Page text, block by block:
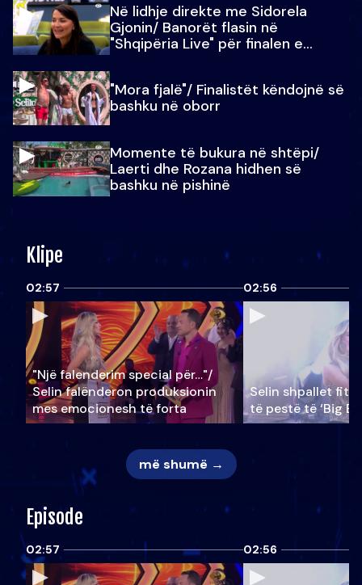
Në lidhje direkte me Sidorela
Gjonin/ Banorët flasin në
"Shqipëria Live" për finalen e
"Mora fjalë"/ Finalistët këndojnë së
bashku në oborr
Momente të bukura në shtëpi/
Laerti dhe Rozana hidhen së
bashku në pishinë
Klipe
02:57
"Një falenderim special për…"/
Selin falënderon produksionin
mes emocionesh të forta
02:56
Selin shpallet
të pestë të ‘Big
më shumë →
Episode
02:57 02:56